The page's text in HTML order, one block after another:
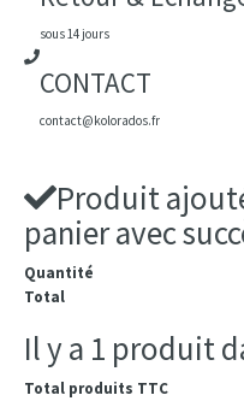
sous 14 jours
CONTACT
contact@kolorados.fr
Produit
panier avec
Quantité
Total
Il y a 1 produit
Total produits TTC